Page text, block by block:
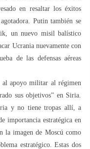
en resaltar los éxitos
Putin también se
un nuevo misil balístico
Ucrania nuevamente con
de las defensas aéreas
al apoyo militar al régimen
sus objetivos” en Siria.
y no tiene tropas allí, a
importancia estratégica en
la imagen de Moscú como
estratégico. Estas dos